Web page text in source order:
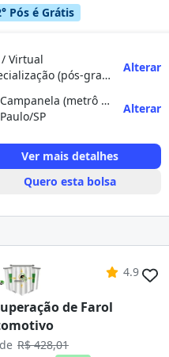
Pós é Grátis
/ Virtual
Especialização (pós-graduação)
Alterar
Vila Campanela (metrô Itaquera)
SP
Alterar
Ver mais detalhes
Quero esta bolsa
4.9
de Farol
R$ 428,01